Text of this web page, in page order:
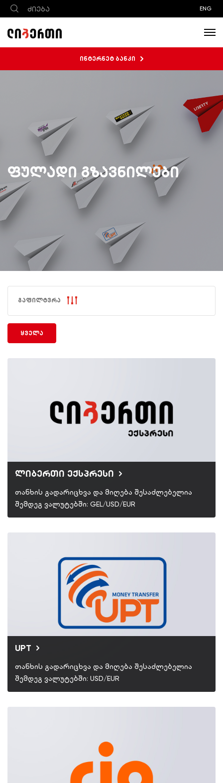
ENG
ინტერნეტ ბანკი
ფულადი გზავნილები
გაფილტვრა
ყველა
ლიბერთი ექსპრესი
თანხის გადარიცხვა და მიღება შესაძლებელია
შემდეგ ვალუტებში: GEL/USD/EUR
UPT
თანხის გადარიცხვა და მიღება შესაძლებელია
შემდეგ ვალუტებში: USD/EUR